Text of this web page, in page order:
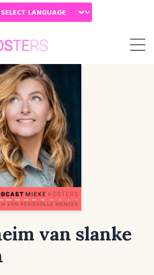
van slanke